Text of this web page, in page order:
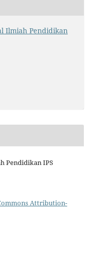
Ilmiah Pendidikan
Pendidikan IPS
Attribution-